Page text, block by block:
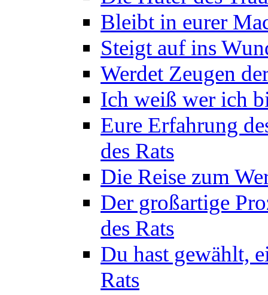
Bleibt in eurer
Steigt auf ins
Werdet Zeugen
Ich weiß wer ich
Eure Erfahrung
des Rats
Die Reise zum
Der großartige
des Rats
Du hast gewählt,
Rats